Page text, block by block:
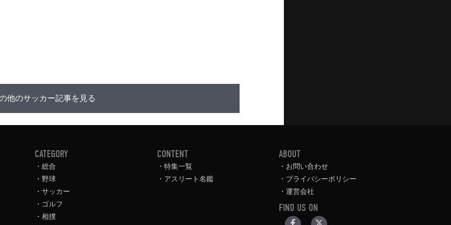
他のサッカー記事を見る
CATEGORY
総合
野球
サッカー
ゴルフ
相撲
CONTENT
特集一覧
アスリート名鑑
ABOUT
お問い合わせ
プライバシーポリシー
運営会社
FIND US ON